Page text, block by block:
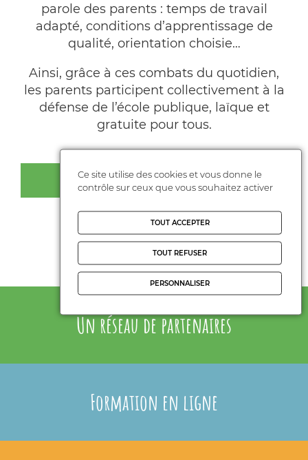
parole des parents : temps de travail
adapté, conditions d’apprentissage de
qualité, orientation choisie…
Ainsi, grâce à ces combats du quotidien,
les parents participent collectivement à la
défense de l’école publique, laïque et
gratuite pour tous.
JE REJOINS LA FCPE
Les services solidaires
Un réseau de partenaires
Formation en ligne
Ce site utilise des cookies et vous donne le
contrôle sur ceux que vous souhaitez activer
TOUT ACCEPTER
TOUT REFUSER
PERSONNALISER